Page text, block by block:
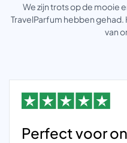
We zijn trots op de mooie
TravelParfum hebben
van
Perfect voor